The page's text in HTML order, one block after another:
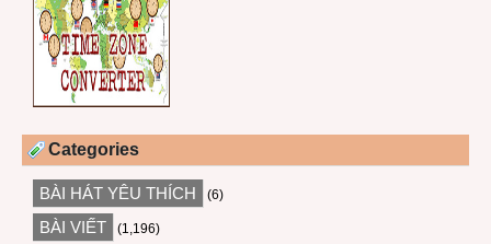
Categories
BÀI HÁT YÊU THÍCH (6)
BÀI VIẾT (1,196)